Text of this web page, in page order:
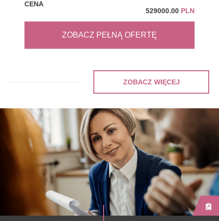
CENA
529000.00 PLN
ZOBACZ PEŁNĄ OFERTĘ
ZOBACZ WIĘCEJ